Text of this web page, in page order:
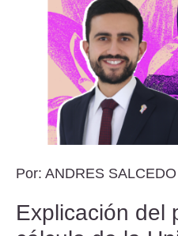
Por: ANDRES
Explicación del